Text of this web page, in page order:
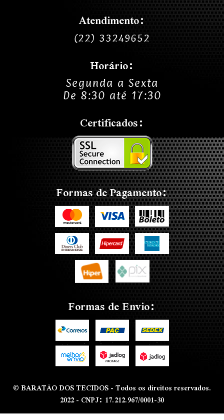
Atendimento:
(22) 33249652
Horário:
Segunda a Sexta
De 8:30 até 17:30
Certificados:
Formas de Pagamento:
Formas de Envio:
© BARATÃO DOS TECIDOS - Todos os direitos reservados.
2022 - CNPJ: 17.212.967/0001-30